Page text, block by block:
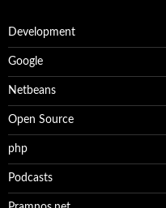
Development
Google
Netbeans
Open Source
php
Podcasts